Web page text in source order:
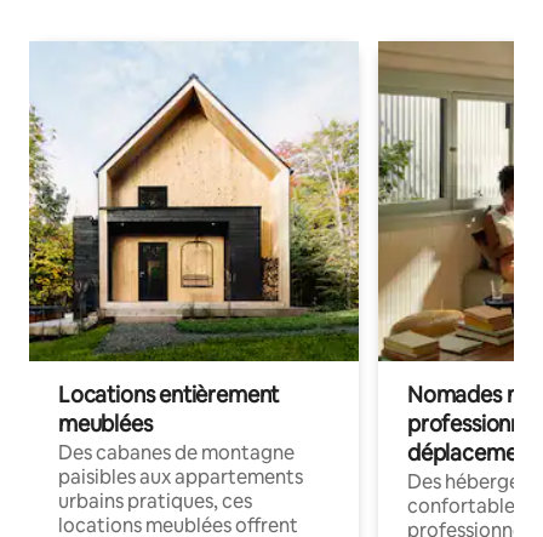
Locations entièrement
meublées
Des cabanes de montagne
paisibles aux appartements
urbains pratiques, ces
locations meublées offrent
Nomades
déplacement
Des
confortables
professionnels